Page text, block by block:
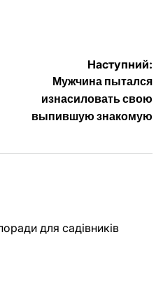
Наступний:
Мужчина пытался
изнасиловать свою
выпившую знакомую
для садівників